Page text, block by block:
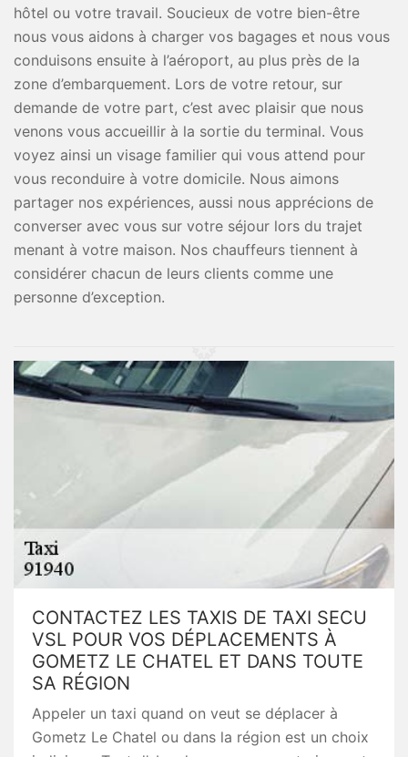
hôtel ou votre travail. Soucieux de votre bien-être
nous vous aidons à charger vos bagages et nous vous
conduisons ensuite à l’aéroport, au plus près de la
zone d’embarquement. Lors de votre retour, sur
demande de votre part, c’est avec plaisir que nous
venons vous accueillir à la sortie du terminal. Vous
voyez ainsi un visage familier qui vous attend pour
vous reconduire à votre domicile. Nous aimons
partager nos expériences, aussi nous apprécions de
converser avec vous sur votre séjour lors du trajet
menant à votre maison. Nos chauffeurs tiennent à
considérer chacun de leurs clients comme une
personne d’exception.
CONTACTEZ LES TAXIS DE TAXI SECU
VSL POUR VOS DÉPLACEMENTS À
GOMETZ LE CHATEL ET DANS TOUTE
SA RÉGION
Appeler un taxi quand on veut se déplacer à
Gometz Le Chatel ou dans la région est un choix